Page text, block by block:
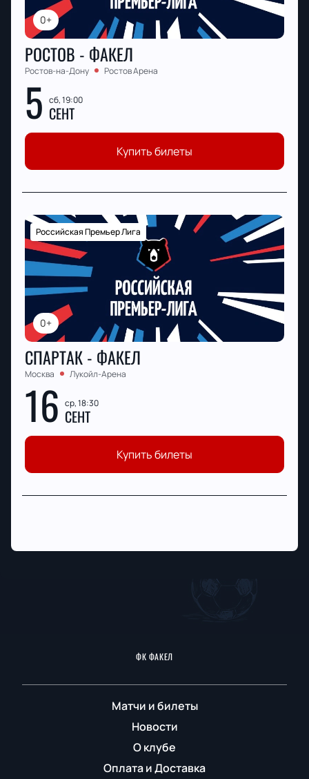
0+
РОСТОВ - ФАКЕЛ
Ростов-на-Дону Ростов Арена
5 сб, 19:00
СЕНТ
Купить билеты
0+
Российская Премьер Лига
СПАРТАК - ФАКЕЛ
Москва Лукойл-Арена
16 ср, 18:30
СЕНТ
Купить билеты
ФК ФАКЕЛ
Матчи и билеты
Новости
О клубе
Оплата и Доставка